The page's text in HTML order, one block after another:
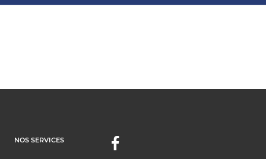
NOS SERVICES Facebook